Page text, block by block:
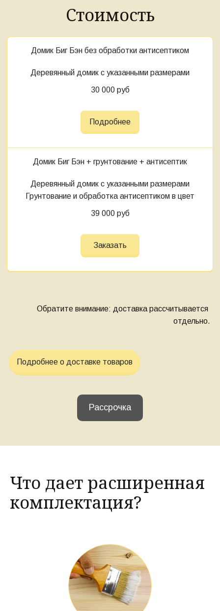
Стоимость
Домик Биг Бэн без обработки антисептиком
Деревянный домик с указанными размерами
30 000 руб
Подробнее
Домик Биг Бэн + грунтование + антисептик
Деревянный домик с указанными размерами
Грунтование и обработка антисептиком в цвет
39 000 руб
Заказать
Обратите внимание: доставка рассчитывается
отдельно.
Подробнее о доставке товаров
Рассрочка
Что дает расширенная
комплектация?